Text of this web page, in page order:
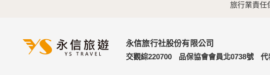
五、與第三人共用個人資料之政策
本網站絕不會提供、交換、出租或出售任何您的個人資料
旅行業責任
永信旅行社股份有限公司
交觀綜220700
品保協會會員北0738號 代